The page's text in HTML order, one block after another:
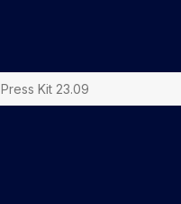
Press Kit 23.09